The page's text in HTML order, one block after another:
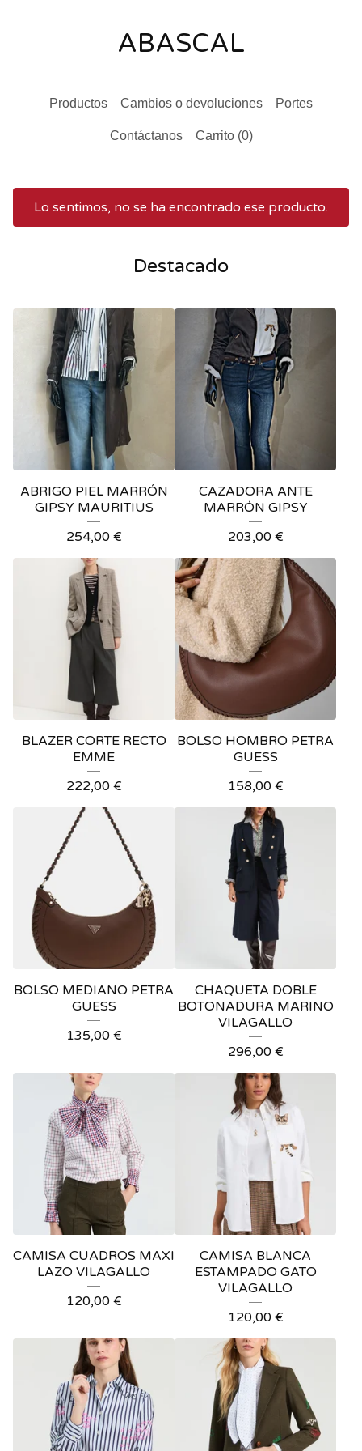
ABASCAL
Productos Cambios o devoluciones Portes
Contáctanos Carrito (0)
Lo sentimos, no se ha encontrado ese producto.
Destacado
ABRIGO PIEL MARRÓN
GIPSY MAURITIUS
254,00 €
CAZADORA ANTE
MARRÓN GIPSY
203,00 €
BLAZER CORTE RECTO
EMME
222,00 €
BOLSO HOMBRO PETRA
GUESS
158,00 €
BOLSO MEDIANO PETRA
GUESS
135,00 €
CHAQUETA DOBLE
BOTONADURA MARINO
VILAGALLO
296,00 €
CAMISA CUADROS MAXI
LAZO VILAGALLO
120,00 €
CAMISA BLANCA
ESTAMPADO GATO
VILAGALLO
120,00 €